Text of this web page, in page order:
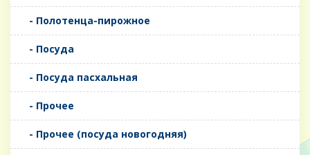
- Полотенца-пирожное
- Посуда
- Посуда пасхальная
- Прочее
- Прочее (посуда новогодняя)